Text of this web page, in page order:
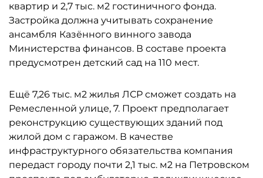
квартир и 2,7 тыс. м2 гостиничного фонда.
Застройка должна учитывать сохранение
ансамбля Казённого винного завода
Министерства финансов. В составе проекта
предусмотрен детский сад на 110 мест.
Ещё 7,26 тыс. м2 жилья ЛСР сможет создать на
Ремесленной улице, 7. Проект предполагает
реконструкцию существующих зданий под
жилой дом с гаражом. В качестве
инфраструктурного обязательства компания
передаст городу почти 2,1 тыс. м2 на Петровском